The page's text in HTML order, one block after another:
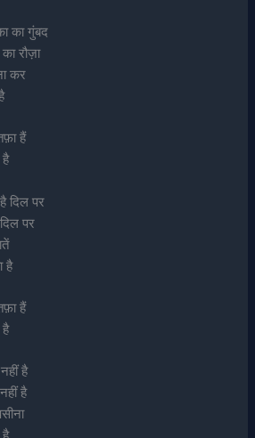
का गुंबद
रौज़ा
कर
हैं
है
दिल पर
पर
है
हैं
है
है
है